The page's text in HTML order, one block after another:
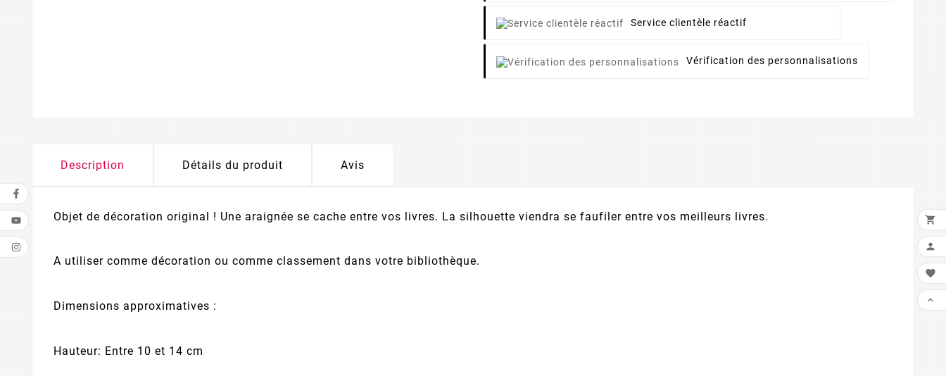
Service clientèle réactif
Vérification des personnalisations
Description Détails du produit Avis
Objet de décoration original ! Une araignée se cache entre vos livres. La silhouette viendra se faufiler entre vos meilleurs livres.
A utiliser comme décoration ou comme classement dans votre bibliothèque.
Dimensions approximatives :
Hauteur: Entre 10 et 14 cm



